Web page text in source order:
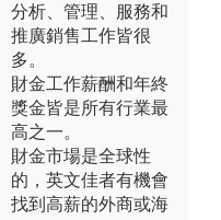
分析、管理、服務和
推廣銷售工作皆很
多。
財金工作薪酬和年終
獎金皆是所有行業最
高之一。
財金市場是全球性
的，英文佳者有機會
找到高薪的外商或海